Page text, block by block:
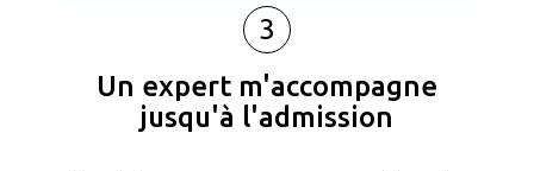
3
Un expert m'accompagne
jusqu'à l'admission